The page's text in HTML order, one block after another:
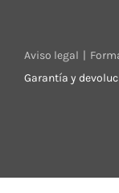
Aviso legal
Garantía y